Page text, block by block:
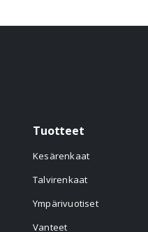
Tuotteet
Kesärenkaat
Talvirenkaat
Ympärivuotiset
Vanteet